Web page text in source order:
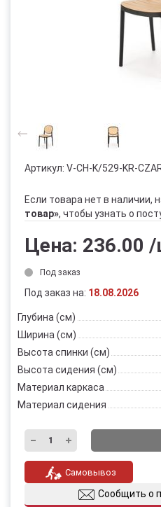
Артикул: V-CH-K/529-KR-
Если товара нет в наличии,
товар», чтобы узнать о
Цена: 236.00 /
Под заказ
Под заказ на: 18.08.2026
Глубина (см)
Ширина (см)
Высота спинки (см)
Высота сидения (см)
Материал каркаса
Материал сидения
Самовывоз
Сообщить о